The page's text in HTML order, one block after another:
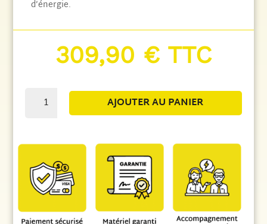
d’énergie.
309,90 € TTC
Batterie
DC
BOX-
|
AJOUTER AU PANIER